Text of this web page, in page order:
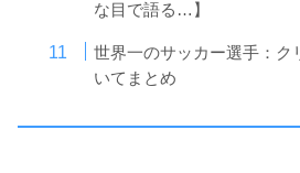
な目で語る…】
世界一のサッカー選手：ク
いてまとめ